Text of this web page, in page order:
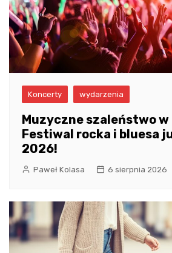
Koncerty wydarzenia
Muzyczne szaleństwo w
Festiwal rocka i bluesa
2026!
Paweł Kolasa 6 sierpnia 2026